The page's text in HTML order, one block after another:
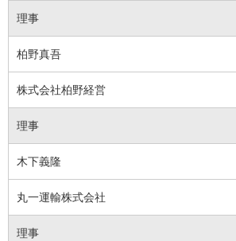
理事
柏野真吾
株式会社柏野経営
理事
木下義隆
丸一運輸株式会社
理事